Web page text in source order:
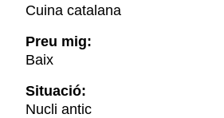
Cuina catalana
Preu mig:
Baix
Situació:
Nucli antic